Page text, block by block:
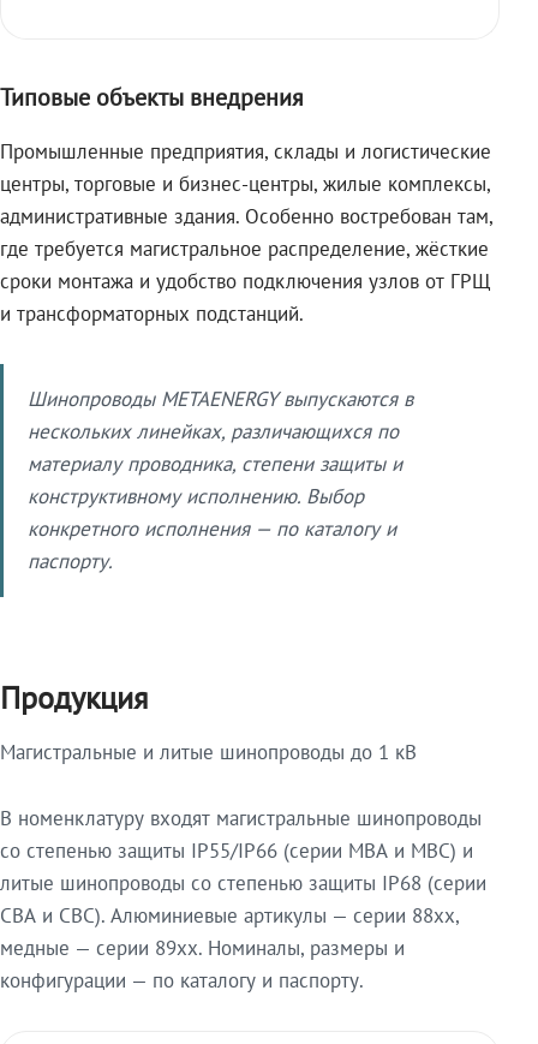
Типовые объекты внедрения
Промышленные предприятия, склады и логистические
центры, торговые и бизнес-центры, жилые комплексы,
административные здания. Особенно востребован там,
где требуется магистральное распределение, жёсткие
сроки монтажа и удобство подключения узлов от ГРЩ
и трансформаторных подстанций.
Шинопроводы METAENERGY выпускаются в
нескольких линейках, различающихся по
материалу проводника, степени защиты и
конструктивному исполнению. Выбор
конкретного исполнения — по каталогу и
паспорту.
Продукция
Магистральные и литые шинопроводы до 1 кВ
В номенклатуру входят магистральные шинопроводы
со степенью защиты IP55/IP66 (серии МВА и МВС) и
литые шинопроводы со степенью защиты IP68 (серии
СВА и СВС). Алюминиевые артикулы — серии 88xx,
медные — серии 89xx. Номиналы, размеры и
конфигурации — по каталогу и паспорту.